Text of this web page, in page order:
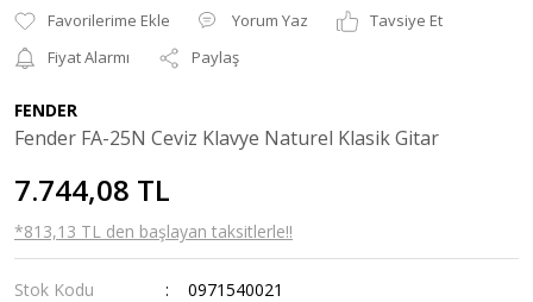
Yorum Yaz
Tavsiye Et
Fiyat Alarmı
Paylaş
FENDER
Fender FA-25N Ceviz Klavye Naturel Klasik Gitar
7.744,08 TL
*813,13 TL den başlayan taksitlerle!!
Stok Kodu
0971540021